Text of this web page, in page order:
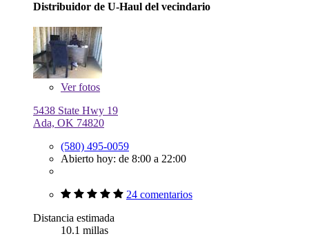
Distribuidor de U-Haul del vecindario
Verfotos
5438 State Hwy 19
Ada, OK 74820
(580) 495-0059
Abierto hoy: de 8:00 a 22:00
24 comentarios
Distancia estimada
10.1 millas